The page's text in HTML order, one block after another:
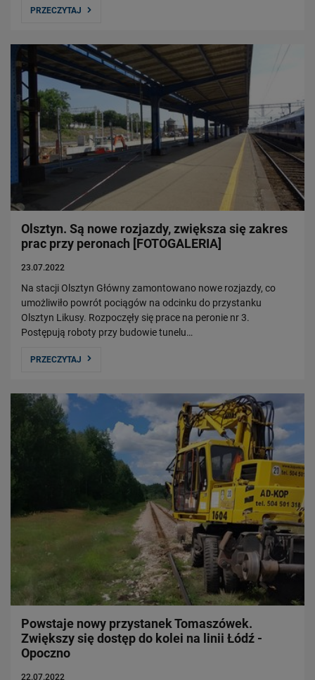
PRZECZYTAJ
Olsztyn. Są nowe rozjazdy, zwiększa się zakres
prac przy peronach [FOTOGALERIA]
23.07.2022
Na stacji Olsztyn Główny zamontowano nowe rozjazdy, co
umożliwiło powrót pociągów na odcinku do przystanku
Olsztyn Likusy. Rozpoczęły się prace na peronie nr 3.
Postępują roboty przy budowie tunelu…
PRZECZYTAJ
Powstaje nowy przystanek Tomaszówek.
Zwiększy się dostęp do kolei na linii Łódź -
Opoczno
22.07.2022